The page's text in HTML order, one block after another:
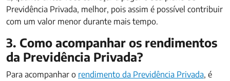
Previdência Privada, melhor, pois assim é possível contribuir
com um valor menor durante mais tempo.
3. Como acompanhar os rendimentos
da Previdência Privada?
Para acompanhar o rendimento da Previdência Privada, é